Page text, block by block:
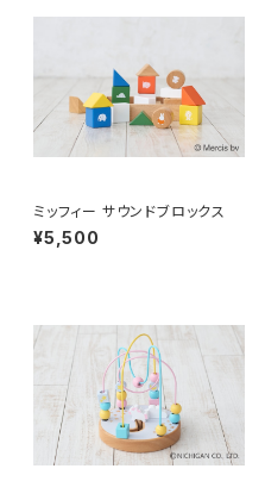
ミッフィー サウンドブロックス
¥5,500